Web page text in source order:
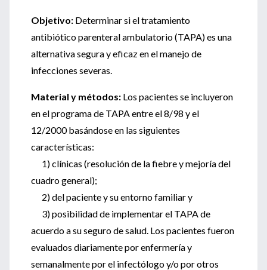
Objetivo: Determinar si el tratamiento
antibiótico parenteral ambulatorio (TAPA) es una
alternativa segura y eficaz en el manejo de
infecciones severas.
Material y métodos: Los pacientes se incluyeron
en el programa de TAPA entre el 8/98 y el
12/2000 basándose en las siguientes
características:
1) clínicas (resolución de la fiebre y mejoría del
cuadro general);
2) del paciente y su entorno familiar y
3) posibilidad de implementar el TAPA de
acuerdo a su seguro de salud. Los pacientes fueron
evaluados diariamente por enfermería y
semanalmente por el infectólogo y/o por otros